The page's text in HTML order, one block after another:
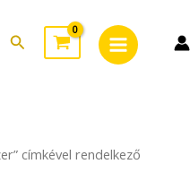
Search
Menu
címkével rendelkező